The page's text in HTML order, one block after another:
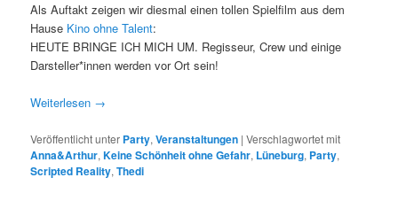
Als Auftakt zeigen wir diesmal einen tollen Spielfilm aus dem
Hause Kino ohne Talent:
HEUTE BRINGE ICH MICH UM. Regisseur, Crew und einige
Darsteller*innen werden vor Ort sein!
Weiterlesen →
Veröffentlicht unter Party,Veranstaltungen |Verschlagwortet mit
Anna&Arthur,Keine Schönheit ohne Gefahr, Lüneburg, Party,
Scripted Reality,Thedi